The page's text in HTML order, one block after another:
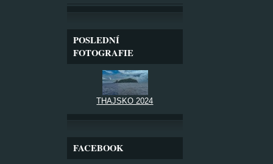
POSLEDNÍ
FOTOGRAFIE
THAJSKO 2024
FACEBOOK